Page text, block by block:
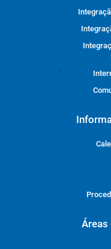
Áreas